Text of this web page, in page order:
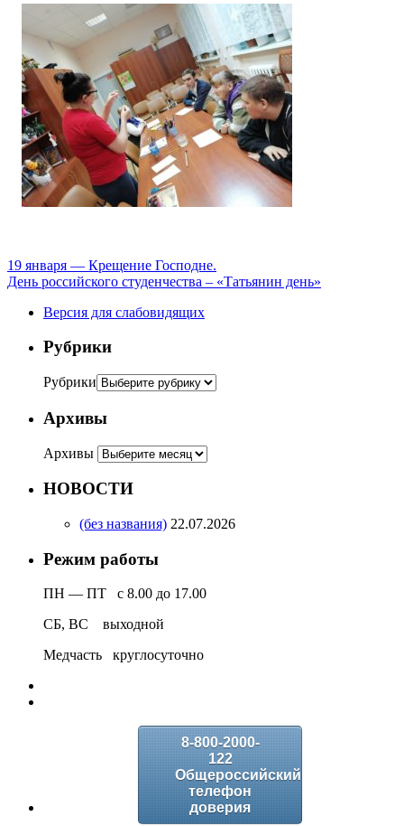
19 января — Крещение Господне.
День российского студенчества – «Татьянин день»
Версия для слабовидящих
Рубрики
Рубрики
Архивы
Архивы
НОВОСТИ
(без названия) 22.07.2026
Режим работы
ПН — ПТ с 8.00 до 17.00
СБ, ВС выходной
Медчасть круглосуточно
8-800-2000-
122
Общероссийский
телефон
доверия